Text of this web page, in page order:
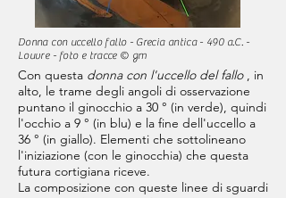
Donna con uccello fallo - Grecia antica - 490 a.C. -
Louvre - foto e tracce © gm
Con questa donna con l'uccello del fallo, in
alto, le trame degli angoli di osservazione
puntano il ginocchio a 30 ° (in verde), quindi
l'occhio a 9 ° (in blu) e la fine dell'uccello a
36 ° (in giallo). Elementi che sottolineano
l'iniziazione (con le ginocchia) che questa
futura cortigiana riceve.
La composizione con queste linee di sguardi